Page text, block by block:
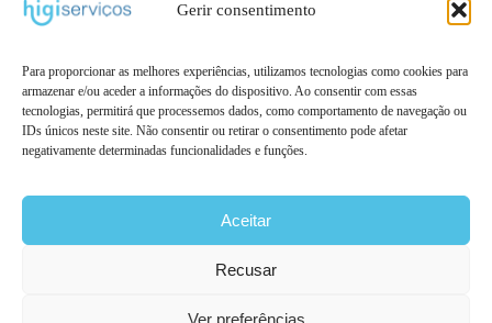
Gerir consentimento
Para proporcionar as melhores experiências, utilizamos tecnologias como cookies para
armazenar e/ou aceder a informações do dispositivo. Ao consentir com essas
tecnologias, permitirá que processemos dados, como comportamento de navegação ou
IDs únicos neste site. Não consentir ou retirar o consentimento pode afetar
negativamente determinadas funcionalidades e funções.
Aceitar
Recusar
Ver preferências
Serviços
Legislacao
Política de Privacidade
Litígios de Consumo
Livro de Reclamações
© Copyright 2026 | Higiserviços - Higiene,